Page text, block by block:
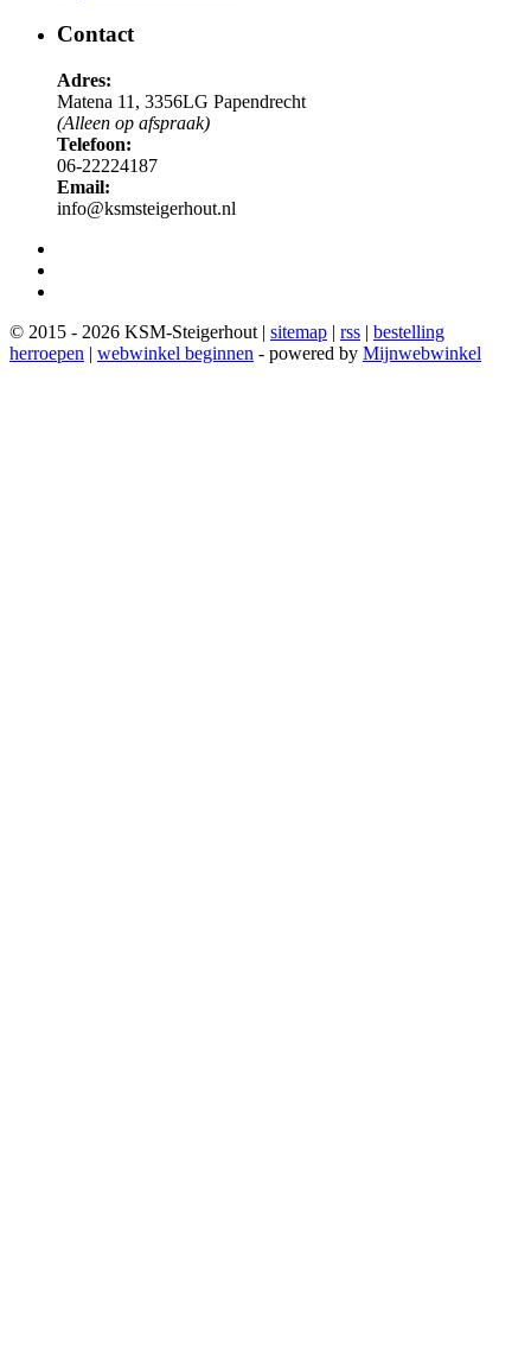
Contact
Adres:
Matena 11, 3356LG Papendrecht
(Alleen op afspraak)
Telefoon:
06-22224187
Email:
info@ksmsteigerhout.nl
© 2015 - 2026 KSM-Steigerhout | sitemap | rss | bestelling
herroepen | webwinkel beginnen - powered by Mijnwebwinkel